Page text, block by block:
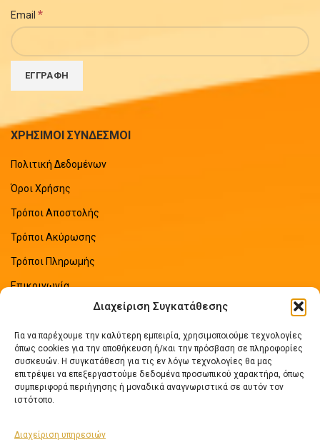
Διαχείριση Συγκατάθεσης
Για να παρέχουμε την καλύτερη εμπειρία, χρησιμοποιούμε τεχνολογίες
όπως cookies για την αποθήκευση ή/και την πρόσβαση σε πληροφορίες
συσκευών. Η συγκατάθεση για τις εν λόγω τεχνολογίες θα μας
επιτρέψει να επεξεργαστούμε δεδομένα προσωπικού χαρακτήρα, όπως
συμπεριφορά περιήγησης ή μοναδικά αναγνωριστικά σε αυτόν τον
ιστότοπο.
Διαχείριση υπηρεσιών
Email *
ΧΡΗΣΙΜΟΙ ΣΥΝΔΕΣΜΟΙ
Πολιτική Δεδομένων
Όροι Χρήσης
Τρόποι Αποστολής
Τρόποι Ακύρωσης
Τρόποι Πληρωμής
Επικοινωνία
ΠΡΟΣΦΑΤΑ ΑΡΘΡΑ
Οδηγός Εξοικονόμησης Ενέργειας
No Comments